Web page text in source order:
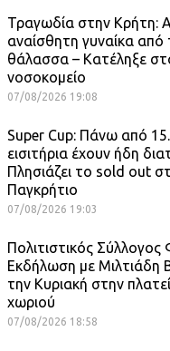
Τραγωδία στην Κρήτη:
αναίσθητη γυναίκα από
θάλασσα – Κατέληξε
νοσοκομείο
07/08/2026 19:08
Super Cup: Πάνω από
εισιτήρια έχουν ήδη
Πλησιάζει το sold out
Παγκρήτιο
07/08/2026 19:03
Πολιτιστικός Σύλλογος
Εκδήλωση με Μιλτιάδη
την Κυριακή στην
χωριού
07/08/2026 18:58